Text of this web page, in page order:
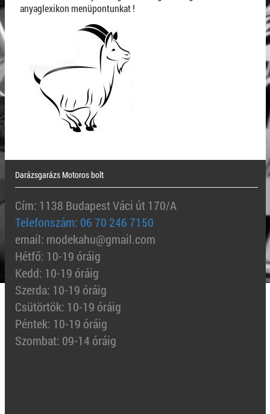
anyaglexikon menüpontunkat !
Darázsgarázs Motoros bolt
Cím: 1138 Budapest Váci út 170/A
Telefonszám: 06 70 246 7150
email: modekahu@gmail.com
Hétfő: 10-19 óráig
Kedd: 10-19 óráig
Szerda: 10-19 óráig
Csütörtök: 10-19 óráig
Péntek: 10-19 óráig
Szombat: 09-14 óráig